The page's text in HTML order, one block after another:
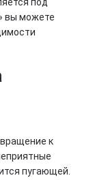
вы можете
к
пугающей.